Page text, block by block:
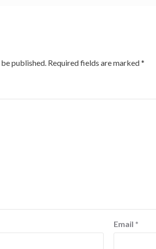
published. Required fields are marked*
Email *